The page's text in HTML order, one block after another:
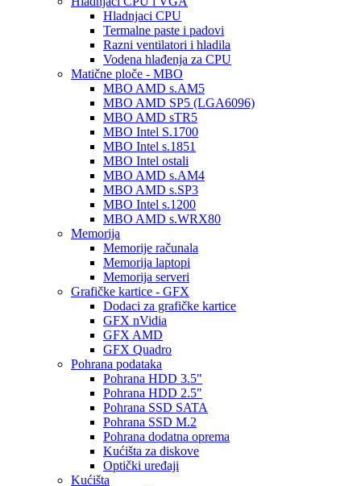
Hladnjaci CPU
Termalne paste i padovi
Razni ventilatori i hladila
Vodena hlađenja za CPU
Matične ploče - MBO
MBO AMD s.AM5
MBO AMD SP5 (LGA6096)
MBO AMD sTR5
MBO Intel S.1700
MBO Intel s.1851
MBO Intel ostali
MBO AMD s.AM4
MBO AMD s.SP3
MBO Intel s.1200
MBO AMD s.WRX80
Memorija
Memorije računala
Memorija laptopi
Memorija serveri
Grafičke kartice - GFX
Dodaci za grafičke kartice
GFX nVidia
GFX AMD
GFX Quadro
Pohrana podataka
Pohrana HDD 3.5"
Pohrana HDD 2.5"
Pohrana SSD SATA
Pohrana SSD M.2
Pohrana dodatna oprema
Kućišta za diskove
Optički uređaji
Kućišta